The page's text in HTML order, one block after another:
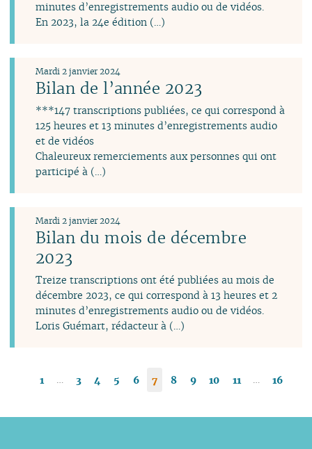
minutes d’enregistrements audio ou de vidéos.
En 2023, la 24e édition (…)
Bilan de l’année 2023
Mardi 2 janvier 2024
***147 transcriptions publiées, ce qui correspond à
125 heures et 13 minutes d’enregistrements audio
et de vidéos
Chaleureux remerciements aux personnes qui ont
participé à (…)
Bilan du mois de décembre
2023
Mardi 2 janvier 2024
Treize transcriptions ont été publiées au mois de
décembre 2023, ce qui correspond à 13 heures et 2
minutes d’enregistrements audio ou de vidéos.
Loris Guémart, rédacteur à (…)
1 3 4 5 6 7 8 9 10 11 16